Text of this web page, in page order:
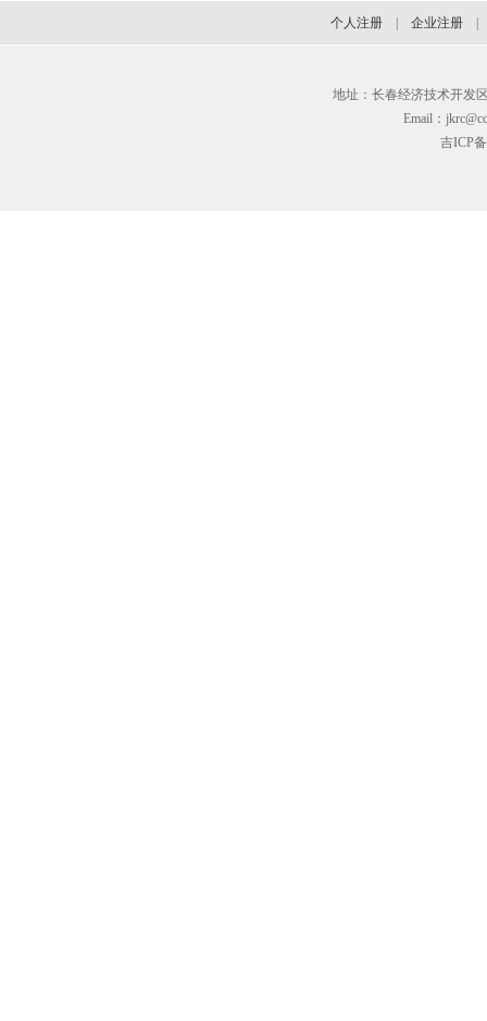
个人注册 企业注册
地址：长春经济技术开发
Email：
吉ICP